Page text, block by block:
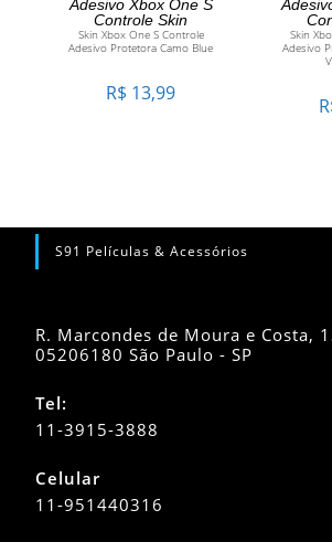
CARRINHO
Adesivo Xbox One S
Controle Skin
Skin Xbox One S Controle
Adesivo Protetora Camo Blue
R$ 13,99
Skin
Adesivo
S91 Películas & Acessórios
R. Marcondes de Moura e Costa,
05206180 São Paulo - SP
Tel:
11-3915-3888
Celular
11-951440316